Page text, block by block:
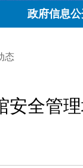
政府信息
态
安全管